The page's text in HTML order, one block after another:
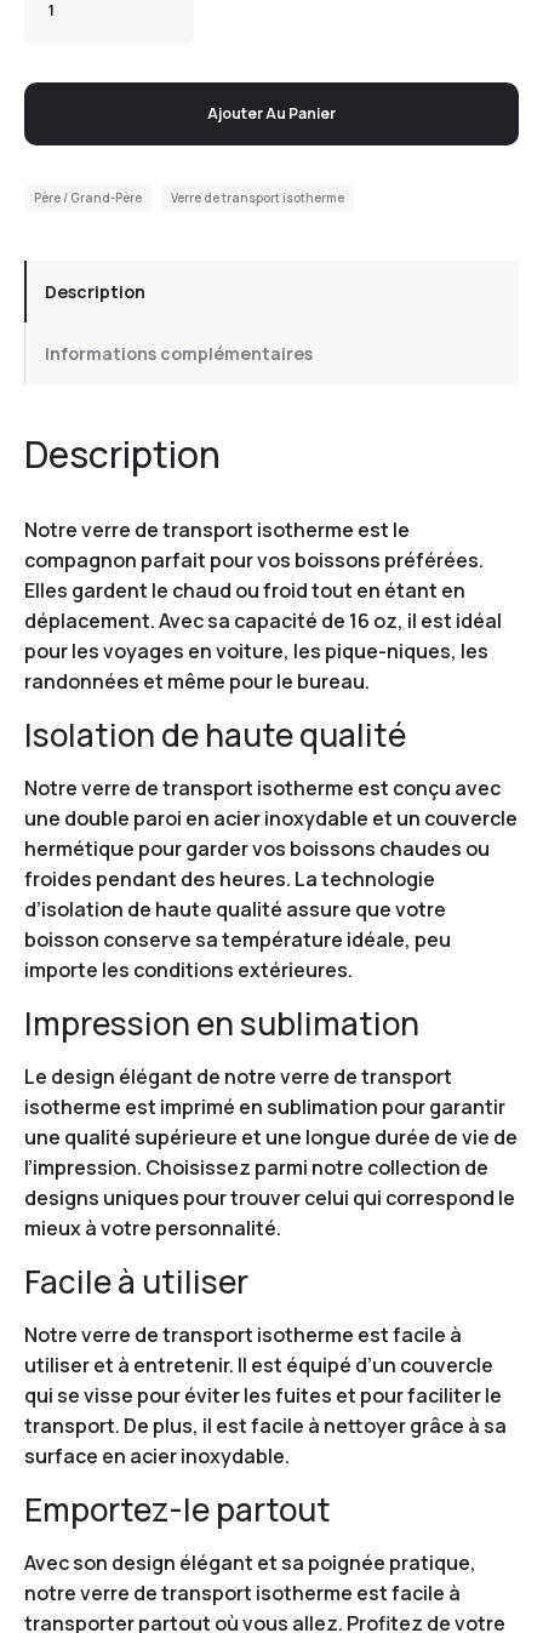
Ajouter Au Panier
Père / Grand-Père Verre de transport isotherme
Description
Informations complémentaires
Description
Notre verre de transport isotherme est le
compagnon parfait pour vos boissons préférées.
Elles gardent le chaud ou froid tout en étant en
déplacement. Avec sa capacité de 16 oz, il est idéal
pour les voyages en voiture, les pique-niques, les
randonnées et même pour le bureau.
Isolation de haute qualité
Notre verre de transport isotherme est conçu avec
une double paroi en acier inoxydable et un couvercle
hermétique pour garder vos boissons chaudes ou
froides pendant des heures. La technologie
d’isolation de haute qualité assure que votre
boisson conserve sa température idéale, peu
importe les conditions extérieures.
Impression en sublimation
Le design élégant de notre verre de transport
isotherme est imprimé en sublimation pour garantir
une qualité supérieure et une longue durée de vie de
l’impression. Choisissez parmi notre collection de
designs uniques pour trouver celui qui correspond le
mieux à votre personnalité.
Facile à utiliser
Notre verre de transport isotherme est facile à
utiliser et à entretenir. Il est équipé d’un couvercle
qui se visse pour éviter les fuites et pour faciliter le
transport. De plus, il est facile à nettoyer grâce à sa
surface en acier inoxydable.
Emportez-le partout
Avec son design élégant et sa poignée pratique,
notre verre de transport isotherme est facile à
transporter partout où vous allez. Profitez de votre